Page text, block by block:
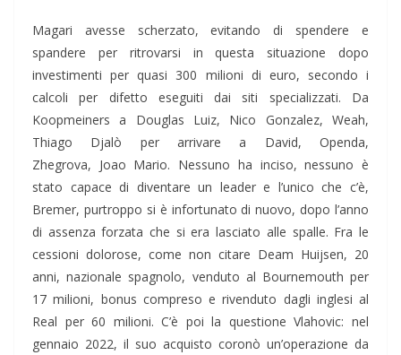
Magari avesse scherzato, evitando di spendere e
spandere per ritrovarsi in questa situazione dopo
investimenti per quasi 300 milioni di euro, secondo i
calcoli per difetto eseguiti dai siti specializzati. Da
Koopmeiners a Douglas Luiz, Nico Gonzalez, Weah,
Thiago Djalò per arrivare a David, Openda,
Zhegrova, Joao Mario. Nessuno ha inciso, nessuno è
stato capace di diventare un leader e l’unico che c’è,
Bremer, purtroppo si è infortunato di nuovo, dopo l’anno
di assenza forzata che si era lasciato alle spalle. Fra le
cessioni dolorose, come non citare Deam Huijsen, 20
anni, nazionale spagnolo, venduto al Bournemouth per
17 milioni, bonus compreso e rivenduto dagli inglesi al
Real per 60 milioni. C’è poi la questione Vlahovic: nel
gennaio 2022, il suo acquisto coronò un’operazione da